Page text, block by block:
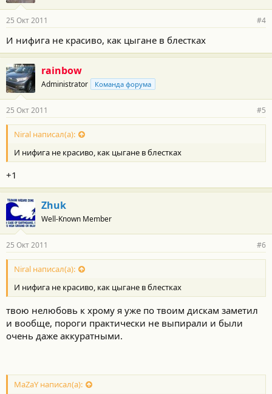
25 Окт 2011 #4
И нифига не красиво, как цыгане в блестках
rainbow
Administrator Команда форума
25 Окт 2011 #5
Niral написал(а):
И нифига не красиво, как цыгане в блестках
+1
Zhuk
Well-Known Member
25 Окт 2011 #6
Niral написал(а):
И нифига не красиво, как цыгане в блестках
твою нелюбовь к хрому я уже по твоим дискам заметил
и вообще, пороги практически не выпирали и были
очень даже аккуратными.
MaZaY написал(а):